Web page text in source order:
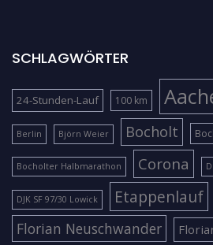
SCHLAGWÖRTER
24-Stunden-Lauf 100 km
Berlin Björn Weier Bocholt
Bocholter Halbmarathon Corona
DJK SF 97/30 Lowick Etappenlauf
Florian Neuschwander